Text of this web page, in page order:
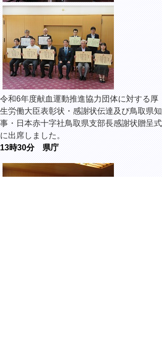
令和6年度献血運動推進協力団体に対する厚
生労働大臣表彰状・感謝状伝達及び鳥取県知
事・日本赤十字社鳥取県支部長感謝状贈呈式
に出席しました。
13時30分 県庁